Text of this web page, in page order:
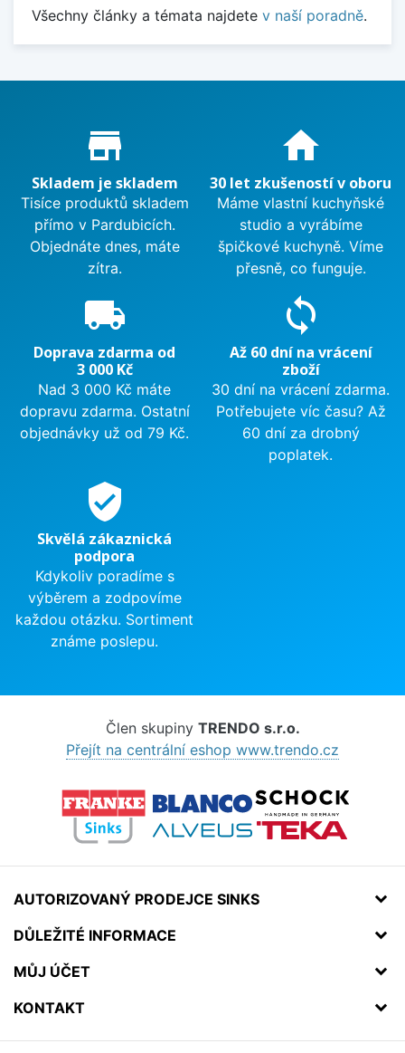
Všechny články a témata najdete v naší poradně.
Proč nakupovat u nás?
store_mall_directory
Skladem je skladem
Tisíce produktů skladem
přímo v Pardubicích.
Objednáte dnes, máte
zítra.
home
30 let zkušeností v oboru
Máme vlastní kuchyňské
studio a vyrábíme
špičkové kuchyně. Víme
přesně, co funguje.
local_shipping
Doprava zdarma od
3 000 Kč
Nad 3 000 Kč máte
dopravu zdarma. Ostatní
objednávky už od 79 Kč.
sync
Až 60 dní na vrácení
zboží
30 dní na vrácení zdarma.
Potřebujete víc času? Až
60 dní za drobný
poplatek.
verified_user
Skvělá zákaznická
podpora
Kdykoliv poradíme s
výběrem a zodpovíme
každou otázku. Sortiment
známe poslepu.
Člen skupiny TRENDO s.r.o.
Přejít na centrální eshop www.trendo.cz
AUTORIZOVANÝ PRODEJCE SINKS
DŮLEŽITÉ INFORMACE
MŮJ ÚČET
KONTAKT